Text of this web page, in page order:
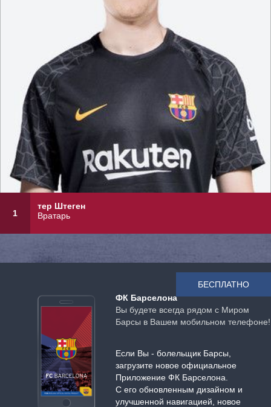
1
тер Штеген
Вратарь
ФК Барселона
Вы будете всегда рядом с Миром
Барсы в Вашем мобильном телефоне!
Если Вы - болельщик Барсы,
загрузите новое официальное
Приложение ФК Барселона.
С его обновленным дизайном и
улучшенной навигацией, новое
БЕСПЛАТНО